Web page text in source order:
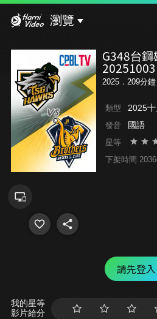
瀏覽
G348台
20251003
2025．209分鐘
類型 2025
發音 國語
星等
下架時間
請先登入
我的星等
影片給分